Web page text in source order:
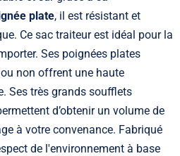
plate, il est résistant et
Ce sac traiteur est idéal pour la
Ses poignées plates
non offrent une haute
Ses très grands soufflets
d’obtenir un volume de
à votre convenance. Fabriqué
de l'environnement à base